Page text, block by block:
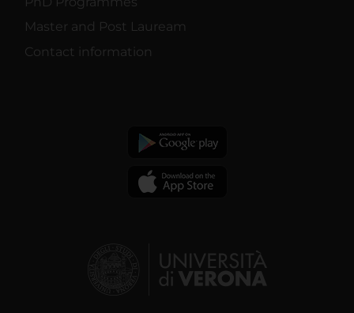
Master and Post Lauream
Contact information